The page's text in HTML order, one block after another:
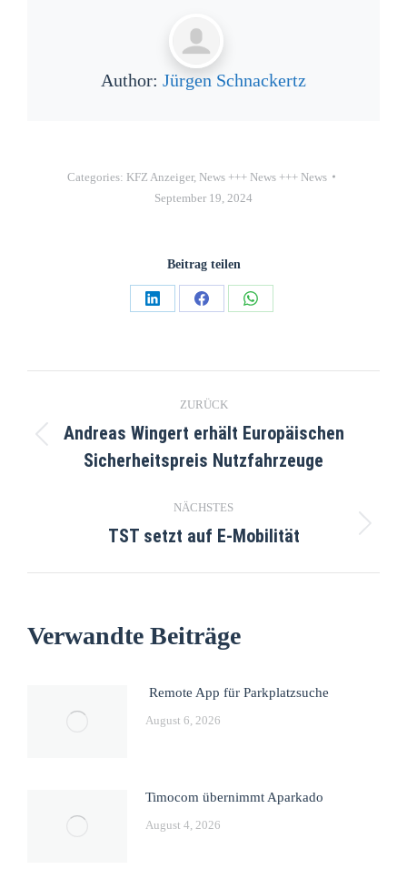
Author: Jürgen Schnackertz
Categories: KFZ Anzeiger, News +++ News +++ News
September 19, 2024
Beitrag teilen
ZURÜCK
Andreas Wingert erhält Europäischen
Sicherheitspreis Nutzfahrzeuge
NÄCHSTES
TST setzt auf E-Mobilität
Verwandte Beiträge
Remote App für Parkplatzsuche
August 6, 2026
Timocom übernimmt Aparkado
August 4, 2026